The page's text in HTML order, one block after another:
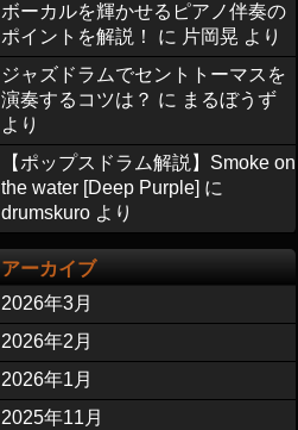
ボーカルを輝かせるピアノ伴奏の
ポイントを解説！
に 片岡晃 より
ジャズドラムでセントトーマスを
演奏するコツは？ に まるぼうず
より
【ポップスドラム解説】Smoke on
the water [Deep Purple] に
drumskuro より
アーカイブ
2026年3月
2026年2月
2026年1月
2025年11月